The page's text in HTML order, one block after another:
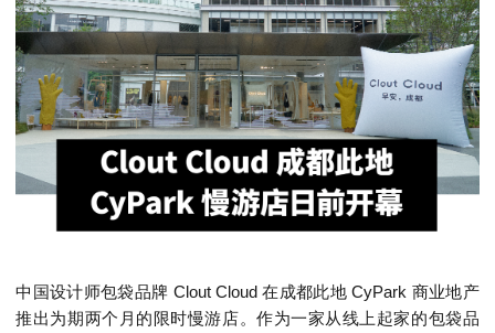
中国设计师包袋品牌 Clout Cloud 在成都此地 CyPark 商业地产
推出为期两个月的限时慢游店。作为一家从线上起家的包袋品